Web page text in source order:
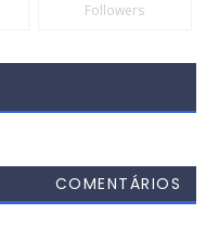
Followers
COMENTÁRIOS